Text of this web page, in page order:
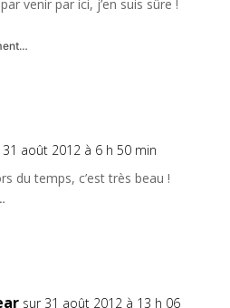
venir par ici, j’en suis sûre !
31 août 2012 à 6 h 50 min
du temps, c’est très beau !
sur 31 août 2012 à 13 h 06